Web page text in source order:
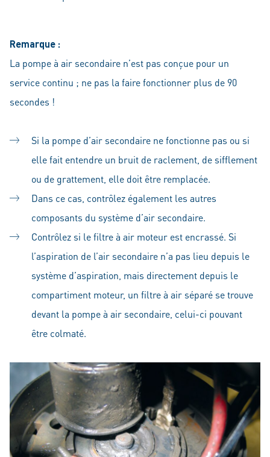
Remarque :
La pompe à air secondaire n’est pas conçue pour un
service continu ; ne pas la faire fonctionner plus de 90
secondes !
Si la pompe d’air secondaire ne fonctionne pas ou si
elle fait entendre un bruit de raclement, de sifflement
ou de grattement, elle doit être remplacée.
Dans ce cas, contrôlez également les autres
composants du système d’air secondaire.
Contrôlez si le filtre à air moteur est encrassé. Si
l’aspiration de l’air secondaire n’a pas lieu depuis le
système d’aspiration, mais directement depuis le
compartiment moteur, un filtre à air séparé se trouve
devant la pompe à air secondaire, celui-ci pouvant
être colmaté.